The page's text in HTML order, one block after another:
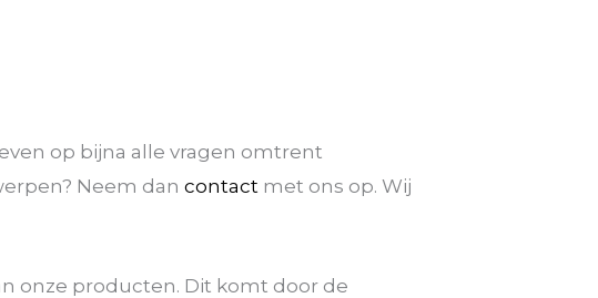
op bijna alle vragen omtrent
Neem dan contact met ons op. Wij
onze producten. Dit komt door de